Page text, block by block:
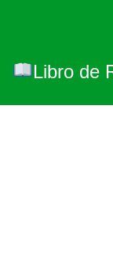
Libro de